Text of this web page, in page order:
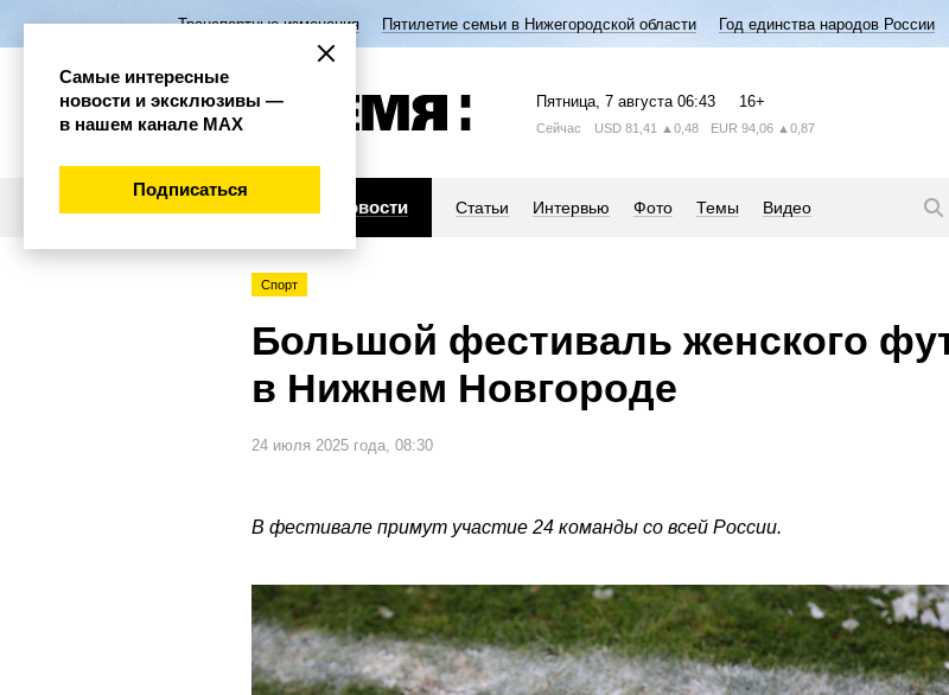
Транспортные изменения Пятилетие семьи в Нижегородской области Год единства народов России
Пятница, 7 августа 06:43 16+
Сейчас USD 81,41 ▲0,48 EUR 94,06 ▲0,87
Новости Статьи Интервью Фото Темы Видео
Спорт
Большой фестиваль женского
в Нижнем Новгороде
24 июля 2025 года, 08:30
В фестивале примут участие 24 команды со всей России.
Самые интересные
новости и эксклюзивы —
в нашем канале МАХ
Подписаться